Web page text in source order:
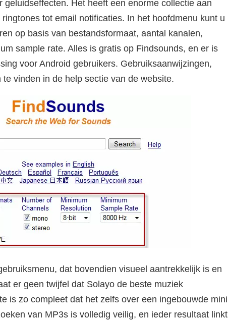
geluidseffecten. Het heeft een enorme collectie aan
tot email notificaties. In het hoofdmenu kunt u
op basis van bestandsformaat, aantal kanalen,
sample rate. Alles is gratis op Findsounds, en er is
voor Android gebruikers. Gebruiksaanwijzingen,
vinden in de help sectie van de website.
dat bovendien visueel aantrekkelijk is en
er geen twijfel dat Solayo de beste muziek
is zo compleet dat het zelfs over een ingebouwde mini
van MP3s is volledig veilig, en ieder resultaat linkt